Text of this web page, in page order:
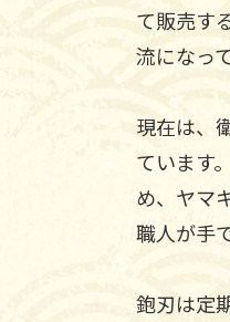
て販売す
流になっ
現在は、
ています
め、ヤマ
職人が手
鉋刃は定